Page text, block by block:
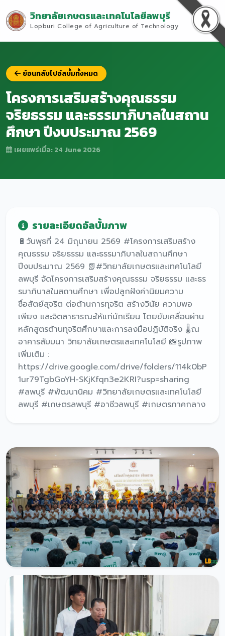
วิทยาลัยเกษตรและเทคโนโลยีลพบุรี
Lopburi College of Agriculture of Technology
ย้อนกลับไปอัลบั้มทั้งหมด
โครงการเสริมสร้างคุณธรรม
จริยธรรม และธรรมาภิบาลในสถาน
ศึกษา ปีงบประมาณ 2569
เผยแพร่เมื่อ: 24 June 2026
รายละเอียดอัลบั้มภาพ
🔋วันพุธที่ 24 มิถุนายน 2569 #โครงการเสริมสร้าง
คุณธรรม จริยธรรม และธรรมาภิบาลในสถานศึกษา
ปีงบประมาณ 2569 📗#วิทยาลัยเกษตรและเทคโนโลยี
ลพบุรี จัดโครงการเสริมสร้างคุณธรรม จริยธรรม และธร
รมาภิบาลในสถานศึกษา เพื่อปลูกฝังค่านิยมความ
ซื่อสัตย์สุจริต ต่อต้านการทุจริต สร้างวินัย ความพอ
เพียง และจิตสาธารณะให้แก่นักเรียน โดยขับเคลื่อนผ่าน
หลักสูตรต้านทุจริตศึกษาและการลงมือปฏิบัติจริง 🌡️ณ
อาคารสัมมนา วิทยาลัยเกษตรและเทคโนโลยี 📸รูปภาพ
เพิ่มเติม :
https://drive.google.com/drive/folders/114k0bP
1ur79TgbGoYH-SKjKfqn3e2KRI?usp=sharing
#ลพบุรี #พัฒนานิคม #วิทยาลัยเกษตรและเทคโนโลยี
ลพบุรี #เกษตรลพบุรี #อาชีวลพบุรี #เกษตรภาคกลาง